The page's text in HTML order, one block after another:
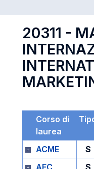
20311 -
Corso di
laurea
ACME
S
AFC
S